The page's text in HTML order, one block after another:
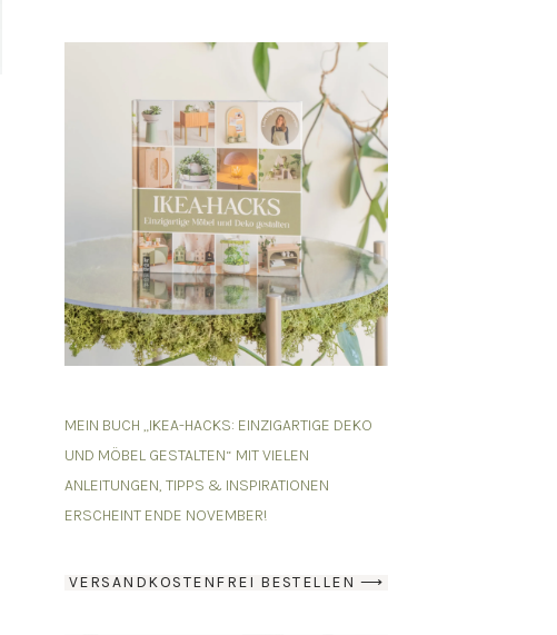
MEIN BUCH „IKEA-HACKS: EINZIGARTIGE DEKO
UND MÖBEL GESTALTEN“ MIT VIELEN
ANLEITUNGEN, TIPPS & INSPIRATIONEN
ERSCHEINT ENDE NOVEMBER!
VERSANDKOSTENFREI BESTELLEN ⟶